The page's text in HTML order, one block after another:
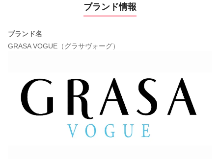
ブランド情報
ブランド名
GRASA VOGUE（グラサヴォーグ）